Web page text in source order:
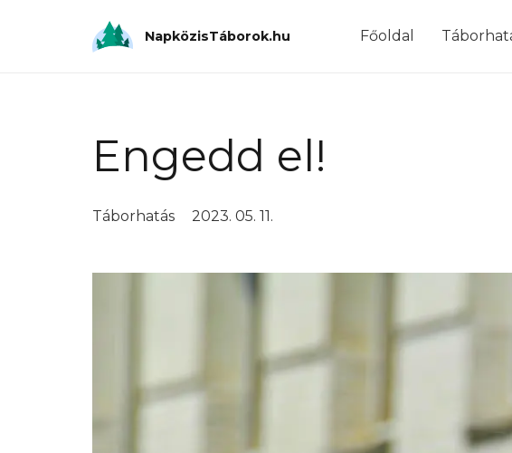
NapközisTáborok.hu Főoldal
Engedd el!
Táborhatás 2023. 05. 11.